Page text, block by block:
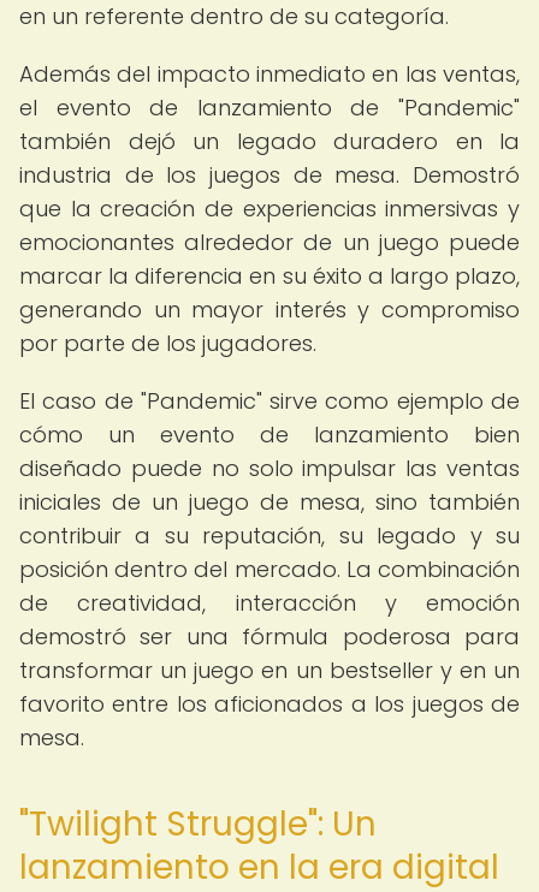
en un referente dentro de su categoría.
Además del impacto inmediato en las ventas,
el evento de lanzamiento de "Pandemic"
también dejó un legado duradero en la
industria de los juegos de mesa. Demostró
que la creación de experiencias inmersivas y
emocionantes alrededor de un juego puede
marcar la diferencia en su éxito a largo plazo,
generando un mayor interés y compromiso
por parte de los jugadores.
El caso de "Pandemic" sirve como ejemplo de
cómo un evento de lanzamiento bien
diseñado puede no solo impulsar las ventas
iniciales de un juego de mesa, sino también
contribuir a su reputación, su legado y su
posición dentro del mercado. La combinación
de creatividad, interacción y emoción
demostró ser una fórmula poderosa para
transformar un juego en un bestseller y en un
favorito entre los aficionados a los juegos de
mesa.
"Twilight Struggle": Un
lanzamiento en la era digital